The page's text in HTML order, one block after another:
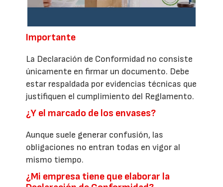
Importante
La Declaración de Conformidad no consiste
únicamente en firmar un documento. Debe
estar respaldada por evidencias técnicas que
justifiquen el cumplimiento del Reglamento.
¿Y el marcado de los envases?
Aunque suele generar confusión, las
obligaciones no entran todas en vigor al
mismo tiempo.
¿Mi empresa tiene que elaborar la